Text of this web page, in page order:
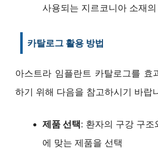
사용되는 지르코니아 소재
카탈로그 활용 방법
아스트라 임플란트 카탈로그를 효
하기 위해 다음을 참고하시기 바랍
제품 선택: 환자의 구강 구조
에 맞는 제품을 선택